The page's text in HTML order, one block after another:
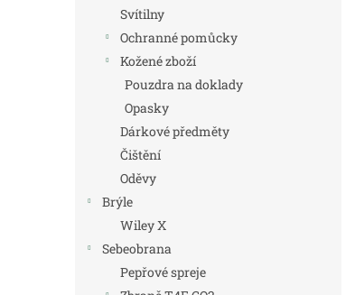
Svítilny
Ochranné pomůcky
Kožené zboží
Pouzdra na doklady
Opasky
Dárkové předměty
Čištění
Oděvy
Brýle
Wiley X
Sebeobrana
Pepřové spreje